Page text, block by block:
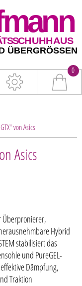
0
von Asics
Asics
Überpronierer,
Hybrid
stabilisiert das
und PureGEL-
Dämpfung,
Traktion